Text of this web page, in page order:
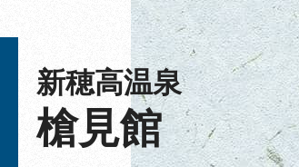
新穂高温泉
槍見館